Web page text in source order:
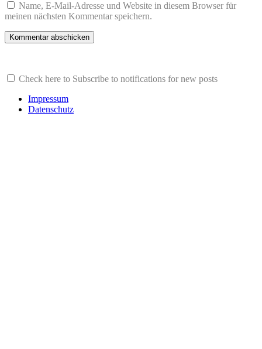
Name, E-Mail-Adresse und Website in diesem Browser für
meinen nächsten Kommentar speichern.
Check here to Subscribe to notifications for new posts
Impressum
Datenschutz